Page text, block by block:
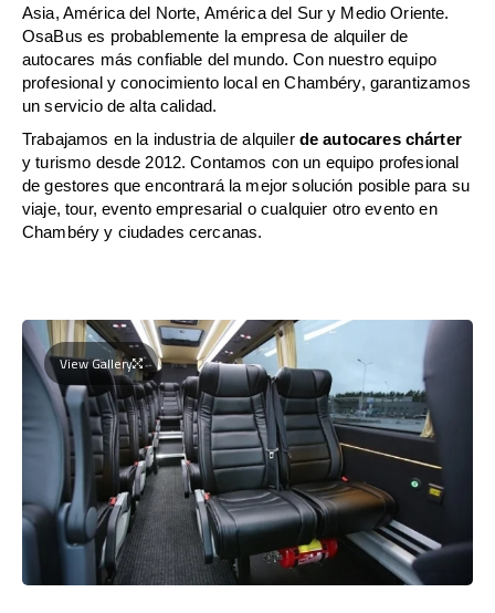
Asia, América del Norte, América del Sur y Medio Oriente.
OsaBus es probablemente la empresa de alquiler de
autocares más confiable del mundo. Con nuestro equipo
profesional y conocimiento local en Chambéry, garantizamos
un servicio de alta calidad.
Trabajamos en la industria de alquiler de autocares chárter
y turismo desde 2012. Contamos con un equipo profesional
de gestores que encontrará la mejor solución posible para su
viaje, tour, evento empresarial o cualquier otro evento en
Chambéry y ciudades cercanas.
View Gallery